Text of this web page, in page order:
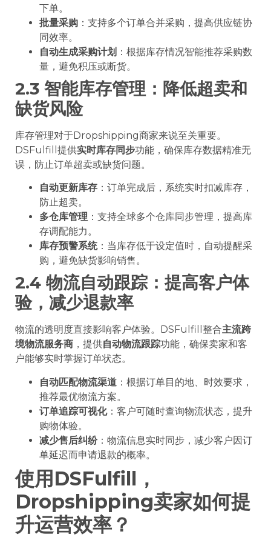
下单。
批量采购 ：支持多个订单合并采购，提高供应链协
同效率。
自动生成采购计划 ：根据库存情况智能推荐采购数
量，避免积压或断货。
2.3 智能库存管理：降低超卖和
缺货风险
库存管理对于Dropshipping商家来说至关重要。
DSFulfill提供实时库存同步功能，确保库存数据精准无
误，防止订单超卖或缺货问题。
自动更新库存 ：订单完成后，系统实时扣减库存，
防止超卖。
多仓库管理 ：支持全球多个仓库同步管理，提高库
存调配能力。
库存预警系统：当库存低于设定值时，自动提醒采
购，避免缺货影响销售。
2.4 物流自动跟踪：提高客户体
验，减少退款率
物流的透明度直接影响客户体验。DSFulfill整合主流跨
境物流服务商 ，提供自动物流跟踪功能，确保卖家和客
户能够实时掌握订单状态。
自动匹配物流渠道 ：根据订单目的地、时效要求，
推荐最优物流方案。
订单追踪可视化：客户可随时查询物流状态，提升
购物体验。
减少售后纠纷：物流信息实时同步，减少客户因订
单延迟而申请退款的概率。
使用DSFulfill，
Dropshipping卖家如何提
升运营效率？